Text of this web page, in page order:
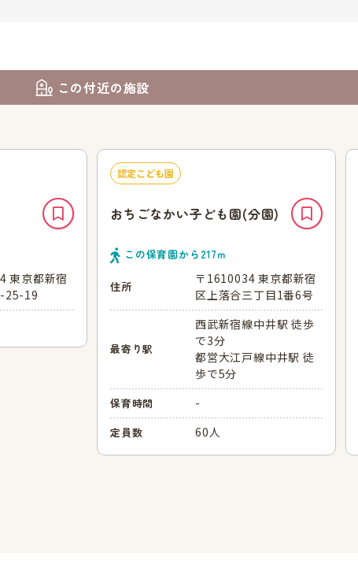
この付近の施設
東京都新宿
25-19
認定こども園
おちごなかい子ども園(分園)
この保育園から 217ｍ
住所
〒1610034 東京都新宿
区上落合三丁目1番6号
最寄り駅
西武新宿線中井駅 徒歩
で3分
都営大江戸線中井駅 徒
歩で5分
保育時間 -
定員数 60人